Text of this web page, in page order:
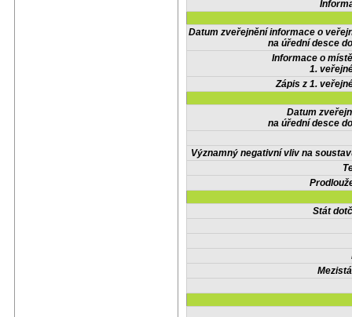
Datum zveřejnění informace o
na úřední desce
Informace o
1.
Zápis z 1.
Datum
na úřední desce
Významný negativní vliv na
Stát